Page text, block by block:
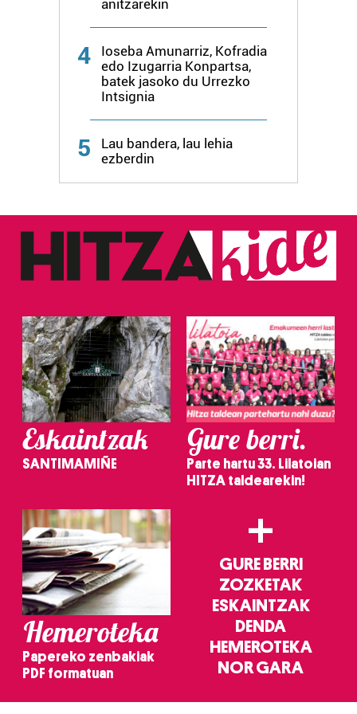
anitzarekin
4
Ioseba Amunarriz, Kofradia
edo Izugarria Konpartsa,
batek jasoko du Urrezko
Intsignia
5
Lau bandera, lau lehia
ezberdin
Eskaintzak
SANTIMAMIÑE
Gure berri.
Parte hartu 33. Lilatoian
HITZA taldearekin!
Hemeroteka
Papereko zenbakiak
PDF formatuan
+
GURE BERRI
ZOZKETAK
ESKAINTZAK
DENDA
HEMEROTEKA
NOR GARA